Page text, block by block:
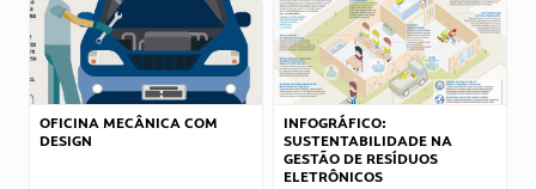
OFICINA MECÂNICA COM
DESIGN
INFOGRÁFICO:
SUSTENTABILIDADE NA
GESTÃO DE RESÍDUOS
ELETRÔNICOS